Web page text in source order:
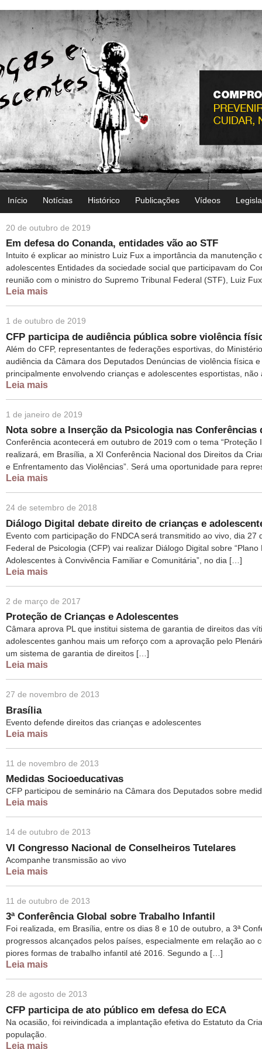
Início Notícias Histórico Publicações Vídeos
20 de outubro de 2019
Em defesa do Conanda, entidades vão ao STF
Intuito é explicar ao ministro Luiz Fux a importância da
adolescentes Entidades da sociedade social que participavam do
reunião com o ministro do Supremo Tribunal Federal (STF), Luiz
Leia mais
1 de outubro de 2019
CFP participa de audiência pública sobre violência
Além do CFP, representantes de federações esportivas, do
audiência da Câmara dos Deputados Denúncias de violência física
principalmente envolvendo crianças e adolescentes esportistas,
Leia mais
1 de janeiro de 2019
Nota sobre a Inserção da Psicologia nas
Conferência acontecerá em outubro de 2019 com o tema
realizará, em Brasília, a XI Conferência Nacional dos Direitos da
e Enfrentamento das Violências”. Será uma oportunidade para
Leia mais
24 de setembro de 2018
Diálogo Digital debate direito de crianças e
Evento com participação do FNDCA será transmitido ao vivo, dia
Federal de Psicologia (CFP) vai realizar Diálogo Digital sobre
Adolescentes à Convivência Familiar e Comunitária”, no dia […]
Leia mais
2 de março de 2017
Proteção de Crianças e Adolescentes
Câmara aprova PL que institui sistema de garantia de direitos das
adolescentes ganhou mais um reforço com a aprovação pelo
um sistema de garantia de direitos […]
Leia mais
27 de novembro de 2013
Brasília
Evento defende direitos das crianças e adolescentes
Leia mais
11 de novembro de 2013
Medidas Socioeducativas
CFP participou de seminário na Câmara dos Deputados sobre
Leia mais
14 de outubro de 2013
VI Congresso Nacional de Conselheiros Tutelares
Acompanhe transmissão ao vivo
Leia mais
11 de outubro de 2013
3ª Conferência Global sobre Trabalho Infantil
Foi realizada, em Brasília, entre os dias 8 e 10 de outubro, a 3ª
progressos alcançados pelos países, especialmente em relação
piores formas de trabalho infantil até 2016. Segundo a […]
Leia mais
28 de agosto de 2013
CFP participa de ato público em defesa do ECA
Na ocasião, foi reivindicada a implantação efetiva do Estatuto da
população.
Leia mais